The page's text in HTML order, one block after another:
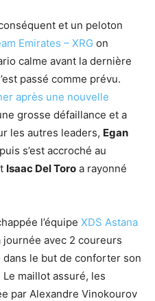
et un peloton
Emirates – XRG on
calme avant la dernière
passé comme prévu.
après une nouvelle
grosse défaillance et a
les autres leaders, Egan
s’est accroché au
Isaac Del Toro a rayonné
l’équipe XDS Astana
avec 2 coureurs
le but de conforter son
maillot assuré, les
par Alexandre Vinokourov